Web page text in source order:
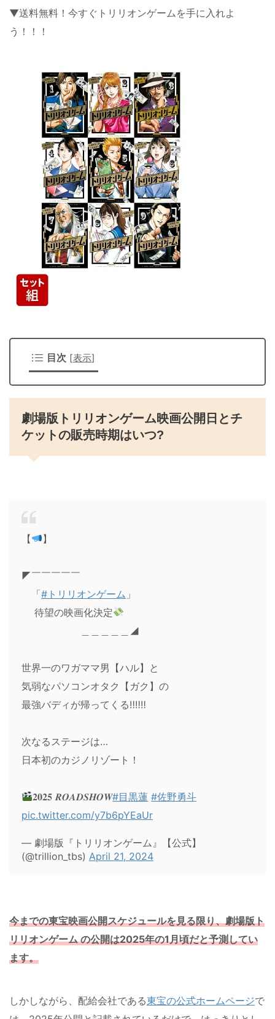
▼送料無料！今すぐトリリオンゲームを手に入れよ
う！！！
目次 [表示]
劇場版トリリオンゲーム映画公開日とチ
ケットの販売時期はいつ?
【 】
◤￣￣￣￣￣
「#トリリオンゲーム 」
待望の映画化決定
＿＿＿＿＿◢
世界一のワガママ男【ハル】と
気弱なパソコンオタク【ガク】の
最強バディが帰ってくる‼︎‼︎‼︎
次なるステージは…
日本初のカジノリゾート！
𝟐𝟎𝟐𝟓 𝑹𝑶𝑨𝑫𝑺𝑯𝑶𝑾#目黒蓮 #佐野勇斗
pic.twitter.com/y7b6pYEaUr
— 劇場版『トリリオンゲーム』【公式】
(@trillion_tbs) April 21, 2024
今までの東宝映画公開スケジュールを見る限り、劇場版ト
リリオンゲーム の公開は2025年の1月頃だと予測してい
ます。
しかしながら、配給会社である東宝の公式ホームページで